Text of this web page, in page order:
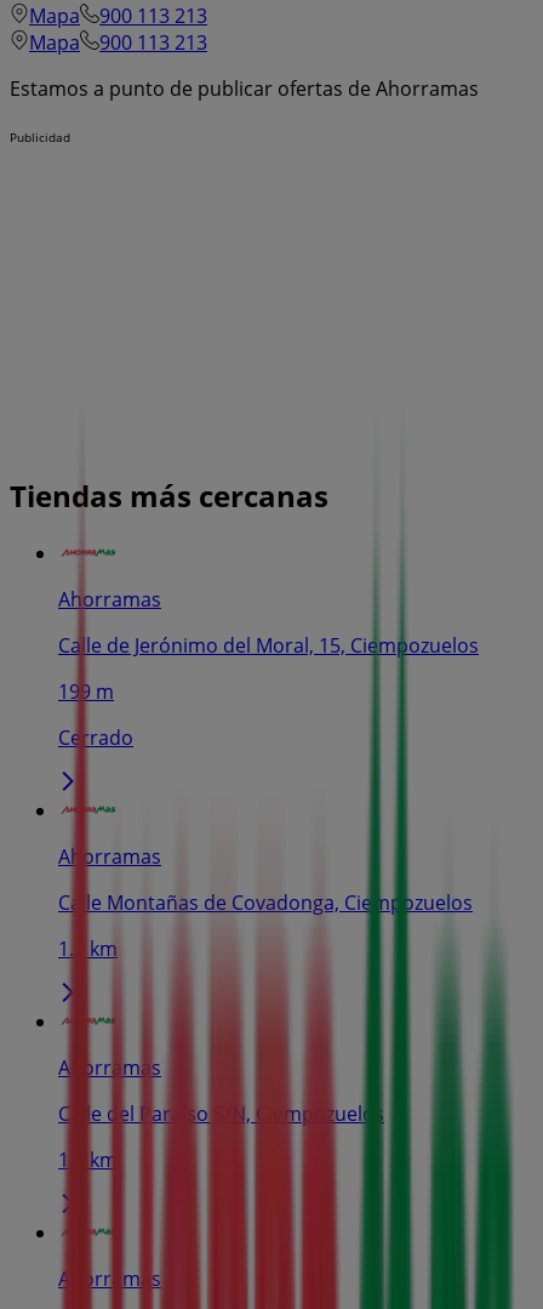
Mapa
900 113 213
Mapa
900 113 213
Estamos a punto de publicar ofertas de Ahorramas
Publicidad
Tiendas más cercanas
Ahorramas
Calle de Jerónimo del Moral, 15, Ciempozuelos
199 m
Cerrado
Ahorramas
Calle Montañas de Covadonga, Ciempozuelos
1.3 km
Ahorramas
Calle del Paraíso S/N, Ciempozuelos
1.6 km
Ahorramas